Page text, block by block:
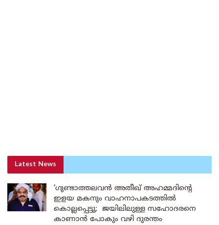
Latest News
‘ഗുണ്ടാത്തലവൻ അതീഖ് അഹമ്മദിന്റെ
ഇളയ മകനും വാഹനാപകടത്തിൽ
കൊല്ലപ്പെട്ടു; ജയിലിലുള്ള സഹോദരനെ
കാണാൻ പോകും വഴി ദുരന്തം